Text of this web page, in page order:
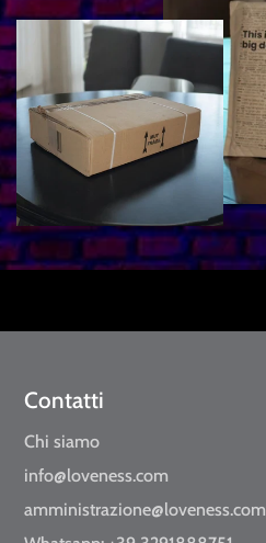
Contatti
Chi siamo
info@loveness.com
amministrazione@loveness.com